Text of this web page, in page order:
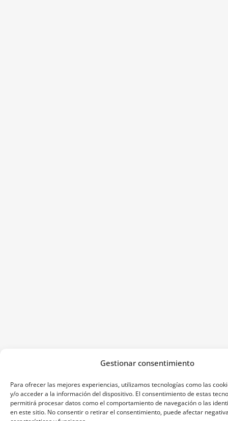
Gestionar consentimiento
Para ofrecer las mejores experiencias, utilizamos tecnologías como las
y/o acceder a la información del dispositivo. El consentimiento de estas
permitirá procesar datos como el comportamiento de navegación o las
en este sitio. No consentir o retirar el consentimiento, puede afectar